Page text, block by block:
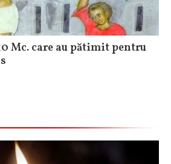
Mc. care au pătimit pentru